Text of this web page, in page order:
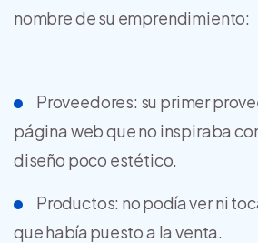
nombre de su emprendimiento:
Proveedores: su primer
página web que no inspiraba
diseño poco estético.
Productos: no podía ver ni
que había puesto a la venta.